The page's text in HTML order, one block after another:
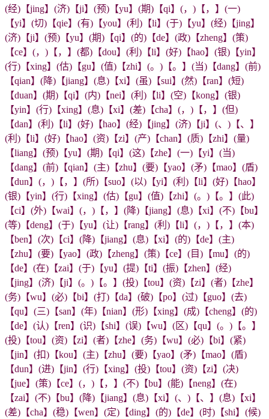
(经)【jing】(济)【ji】(预)【yu】(期)【qi】(，)【，】(一)
【yi】(切)【qie】(有)【you】(利)【li】(于)【yu】(经)【jing】
(济)【ji】(预)【yu】(期)【qi】(的)【de】(政)【zheng】(策)
【ce】(，)【，】(都)【dou】(利)【li】(好)【hao】(银)【yin】
(行)【xing】(估)【gu】(值)【zhi】(。)【。】(当)【dang】(前)
【qian】(降)【jiang】(息)【xi】(虽)【sui】(然)【ran】(短)
【duan】(期)【qi】(内)【nei】(利)【li】(空)【kong】(银)
【yin】(行)【xing】(息)【xi】(差)【cha】(，)【，】(但)
【dan】(利)【li】(好)【hao】(经)【jing】(济)【ji】(、)【、】
(利)【li】(好)【hao】(资)【zi】(产)【chan】(质)【zhi】(量)
【liang】(预)【yu】(期)【qi】(这)【zhe】(一)【yi】(当)
【dang】(前)【qian】(主)【zhu】(要)【yao】(矛)【mao】(盾)
【dun】(，)【，】(所)【suo】(以)【yi】(利)【li】(好)【hao】
(银)【yin】(行)【xing】(估)【gu】(值)【zhi】(。)【。】(此)
【ci】(外)【wai】(，)【，】(降)【jiang】(息)【xi】(不)【bu】
(等)【deng】(于)【yu】(让)【rang】(利)【li】(，)【，】(本)
【ben】(次)【ci】(降)【jiang】(息)【xi】(的)【de】(主)
【zhu】(要)【yao】(政)【zheng】(策)【ce】(目)【mu】(的)
【de】(在)【zai】(于)【yu】(提)【ti】(振)【zhen】(经)
【jing】(济)【ji】(。)【。】(投)【tou】(资)【zi】(者)【zhe】
(务)【wu】(必)【bi】(打)【da】(破)【po】(过)【guo】(去)
【qu】(三)【san】(年)【nian】(形)【xing】(成)【cheng】(的)
【de】(认)【ren】(识)【shi】(误)【wu】(区)【qu】(。)【。】
(投)【tou】(资)【zi】(者)【zhe】(务)【wu】(必)【bi】(紧)
【jin】(扣)【kou】(主)【zhu】(要)【yao】(矛)【mao】(盾)
【dun】(进)【jin】(行)【xing】(投)【tou】(资)【zi】(决)
【jue】(策)【ce】(，)【，】(不)【bu】(能)【neng】(在)
【zai】(不)【bu】(降)【jiang】(息)【xi】(、)【、】(息)【xi】
(差)【cha】(稳)【wen】(定)【ding】(的)【de】(时)【shi】(候)